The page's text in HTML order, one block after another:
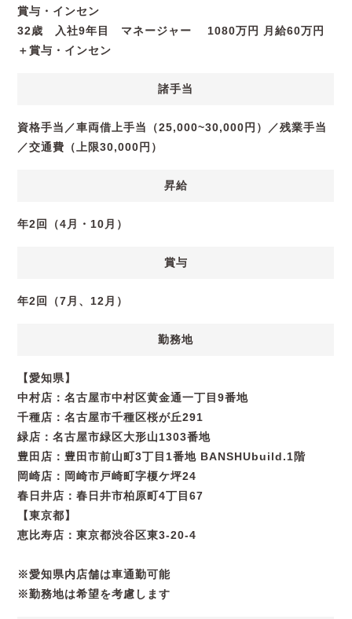
賞与・インセン
32歳 入社9年目 マネージャー 1080万円 月給60万円
＋賞与・インセン
諸手当
資格手当／車両借上手当（25,000~30,000円）／残業手当
／交通費（上限30,000円）
昇給
年2回（4月・10月）
賞与
年2回（7月、12月）
勤務地
【愛知県】
中村店：名古屋市中村区黄金通一丁目9番地
千種店：名古屋市千種区桜が丘291
緑店：名古屋市緑区大形山1303番地
豊田店：豊田市前山町3丁目1番地 BANSHUbuild.1階
岡崎店：岡崎市戸崎町字榎ケ坪24
春日井店：春日井市柏原町4丁目67
【東京都】
恵比寿店：東京都渋谷区東3-20-4
※愛知県内店舗は車通勤可能
※勤務地は希望を考慮します